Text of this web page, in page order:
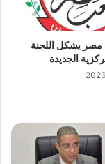
يشكل اللجنة
الجديدة